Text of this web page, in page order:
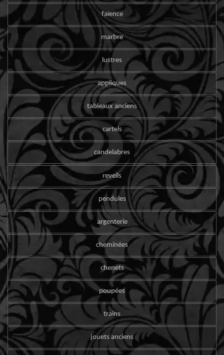
faïence
marbre
lustres
appliques
tableaux anciens
cartels
candelabres
reveils
pendules
argenterie
cheminées
chenets
poupées
trains
jouets anciens